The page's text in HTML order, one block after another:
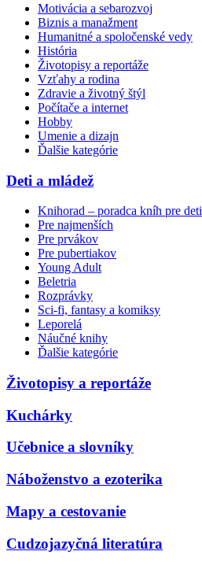
Motivácia a sebarozvoj
Biznis a manažment
Humanitné a spoločenské vedy
História
Životopisy a reportáže
Vzťahy a rodina
Zdravie a životný štýl
Počítače a internet
Hobby
Umenie a dizajn
Ďalšie kategórie
Deti a mládež
Knihorad – poradca kníh pre deti
Pre najmenších
Pre prvákov
Pre pubertiakov
Young Adult
Beletria
Rozprávky
Sci-fi, fantasy a komiksy
Leporelá
Náučné knihy
Ďalšie kategórie
Životopisy a reportáže
Kuchárky
Učebnice a slovníky
Náboženstvo a ezoterika
Mapy a cestovanie
Cudzojazyčná literatúra